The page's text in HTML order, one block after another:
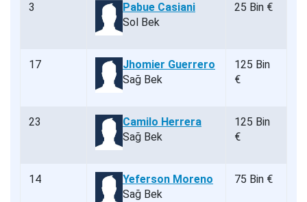
3
Pabue Casiani
Sol Bek
25 Bin €
17
Jhomier Guerrero
Sağ Bek
125 Bin
€
23
Camilo Herrera
Sağ Bek
125 Bin
€
14
Yeferson Moreno
Sağ Bek
75 Bin €